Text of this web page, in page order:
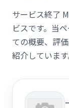
サービス終了
ビスです。当
ての概要、評
紹介していま